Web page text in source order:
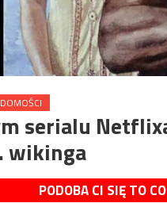
serialu
wikinga
PODOBA CI SIĘ TO